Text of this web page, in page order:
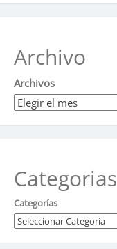
Archivo
Archivos
Categorias
Categorías